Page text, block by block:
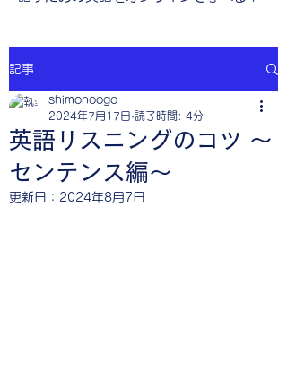
記事
英語リスニングのコツ 〜
センテンス編〜
shimonoogo
2024年7月17日 読了時間: 4分
更新日： 2024年8月7日